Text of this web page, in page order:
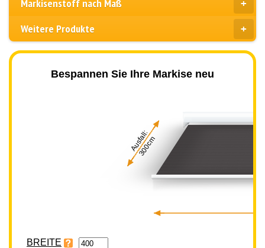
Markisenstoff nach Maß
Weitere Produkte
Bespannen Sie Ihre Markise neu
Ausfall:
300cm
BREITE